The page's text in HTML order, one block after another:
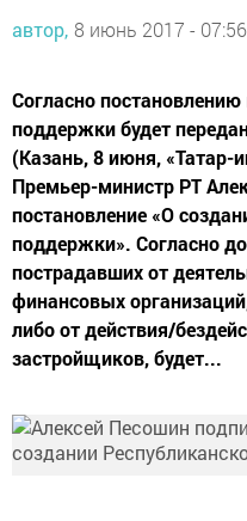
автор, 8 июнь 2017 - 07:56
Согласно
поддержки будет
(Казань, 8 июня, «Татар-
Премьер-министр РТ
постановление «О
поддержки». Согласно
пострадавших от
финансовых
либо от действия/
застройщиков, будет...